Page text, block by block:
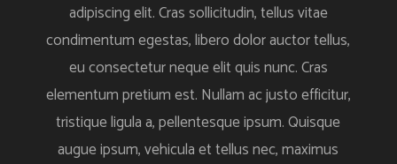
adipiscing elit. Cras sollicitudin, tellus vitae
condimentum egestas, libero dolor auctor tellus,
eu consectetur neque elit quis nunc. Cras
elementum pretium est. Nullam ac justo efficitur,
tristique ligula a, pellentesque ipsum. Quisque
augue ipsum, vehicula et tellus nec, maximus